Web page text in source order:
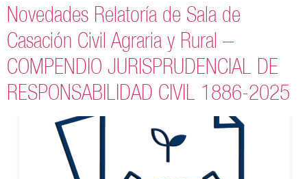
Novedades Relatoría de Sala de
Casación Civil Agraria y Rural –
COMPENDIO JURISPRUDENCIAL DE
RESPONSABILIDAD CIVIL 1886-2025